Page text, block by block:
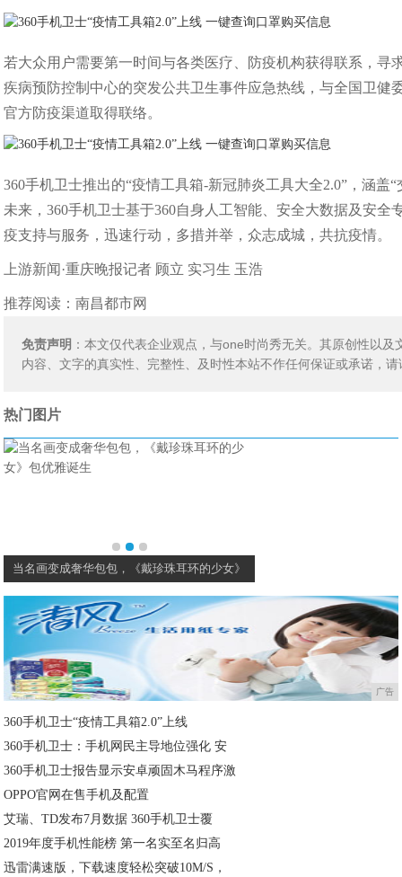
若大众用户需要第一时间与各类医疗、防疫机构获得联系，寻
疾病预防控制中心的突发公共卫生事件应急热线，与全国卫
官方防疫渠道取得联络。
360手机卫士推出的“疫情工具箱-新冠肺炎工具大全2.0”，涵盖
未来，360手机卫士基于360自身人工智能、安全大数据及安
疫支持与服务，迅速行动，多措并举，众志成城，共抗疫情。
上游新闻·重庆晚报记者 顾立 实习生 玉浩
推荐阅读：南昌都市网
免责声明 ：本文仅代表企业观点，与one时尚秀无关。其原创性以
内容、文字的真实性、完整性、及时性本站不作任何保证或承诺，
热门图片
当名画变成奢华包包，《戴珍珠耳环的少女》
广告
360手机卫士“疫情工具箱2.0”上线
360手机卫士：手机网民主导地位强化 安
360手机卫士报告显示安卓顽固木马程序激
OPPO官网在售手机及配置
艾瑞、TD发布7月数据 360手机卫士覆
2019年度手机性能榜 第一名实至名归高
迅雷满速版，下载速度轻松突破10M/S，